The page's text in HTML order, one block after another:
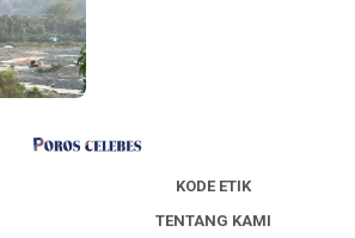
KODE ETIK
TENTANG KAMI